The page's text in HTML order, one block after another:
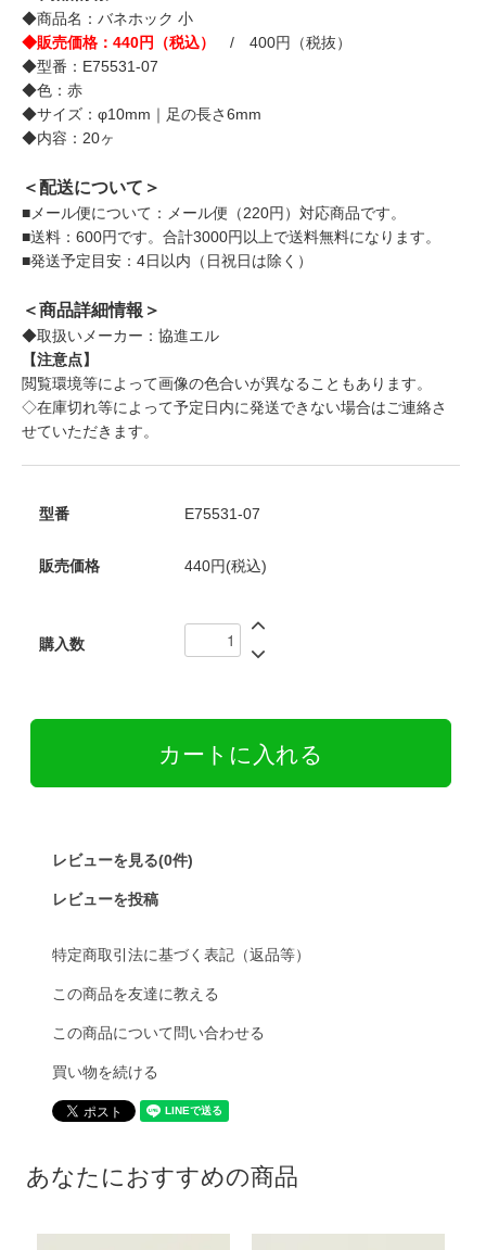
◆商品名：バネホック 小
◆販売価格：440円（税込）
/ 400円（税抜）
◆型番：E75531-07
◆色：赤
◆サイズ：φ10mm｜足の長さ6mm
◆内容：20ヶ
＜配送について＞
■メール便について：メール便（220円）対応商品です。
■送料：600円です。合計3000円以上で送料無料になります。
■発送予定目安：4日以内（日祝日は除く）
＜商品詳細情報＞
◆取扱いメーカー：協進エル
【注意点】
閲覧環境等によって画像の色合いが異なることもあります。
◇在庫切れ等によって予定日内に発送できない場合はご連絡さ
せていただきます。
型番 E75531-07
販売価格 440円(税込)
購入数
レビューを見る(0件)
レビューを投稿
特定商取引法に基づく表記（返品等）
この商品を友達に教える
この商品について問い合わせる
買い物を続ける
あなたにおすすめの商品